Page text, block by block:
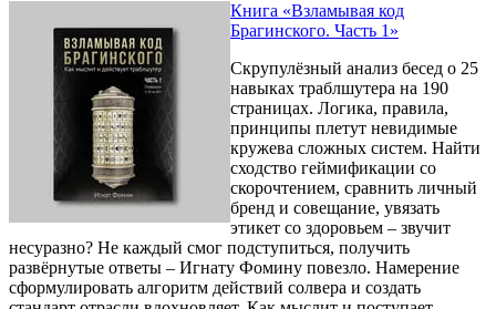
Книга «Взламывая код
Брагинского. Часть 1»
Скрупулёзный анализ бесед о 25
навыках траблшутера на 190
страницах. Логика, правила,
принципы плетут невидимые
кружева сложных систем. Найти
сходство геймификации со
скорочтением, сравнить личный
бренд и совещание, увязать
этикет со здоровьем – звучит
несуразно? Не каждый смог подступиться, получить
развёрнутые ответы – Игнату Фомину повезло. Намерение
сформулировать алгоритм действий солвера и создать